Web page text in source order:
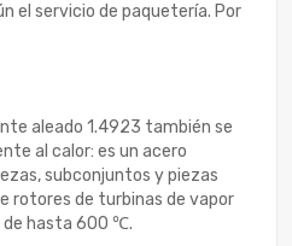
el servicio de paquetería. Por
aleado 1.4923 también se
al calor: es un acero
subconjuntos y piezas
rotores de turbinas de vapor
de hasta 600 ℃.